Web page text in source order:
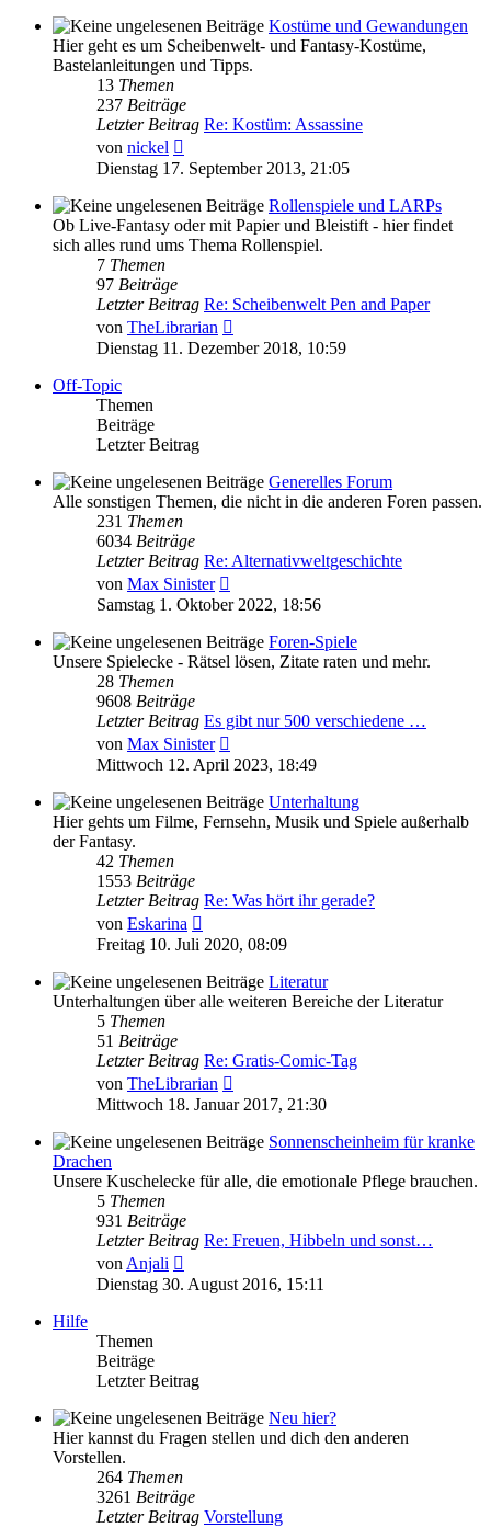
Kostüme und Gewandungen
Hier geht es um Scheibenwelt- und Fantasy-Kostüme,
Bastelanleitungen und Tipps.
13 Themen
237 Beiträge
Letzter Beitrag Re: Kostüm: Assassine
von nickel
Beitrag
Dienstag 17. September 2013, 21:05
Rollenspiele und LARPs
Ob Live-Fantasy oder mit Papier und Bleistift - hier findet
sich alles rund ums Thema Rollenspiel.
7 Themen
97 Beiträge
Letzter Beitrag Re: Scheibenwelt Pen and Paper
von TheLibrarian
Beitrag
Dienstag 11. Dezember 2018, 10:59
Off-Topic
Themen
Beiträge
Letzter Beitrag
Generelles Forum
Alle sonstigen Themen, die nicht in die anderen Foren passen.
231 Themen
6034 Beiträge
Letzter Beitrag Re: Alternativweltgeschichte
von Max Sinister
Beitrag
Samstag 1. Oktober 2022, 18:56
Foren-Spiele
Unsere Spielecke - Rätsel lösen, Zitate raten und mehr.
28 Themen
9608 Beiträge
Letzter Beitrag Es gibt nur 500 verschiedene …
von Max Sinister
Beitrag
Mittwoch 12. April 2023, 18:49
Unterhaltung
Hier gehts um Filme, Fernsehn, Musik und Spiele außerhalb
der Fantasy.
42 Themen
1553 Beiträge
Letzter Beitrag Re: Was hört ihr gerade?
von Eskarina
Beitrag
Freitag 10. Juli 2020, 08:09
Literatur
Unterhaltungen über alle weiteren Bereiche der Literatur
5 Themen
51 Beiträge
Letzter Beitrag Re: Gratis-Comic-Tag
von TheLibrarian
Beitrag
Mittwoch 18. Januar 2017, 21:30
Sonnenscheinheim für kranke
Drachen
Unsere Kuschelecke für alle, die emotionale Pflege brauchen.
5 Themen
931 Beiträge
Letzter Beitrag Re: Freuen, Hibbeln und sonst…
vonAnjali
Beitrag
Dienstag 30. August 2016, 15:11
Hilfe
Themen
Beiträge
Letzter Beitrag
Neu hier?
Hier kannst du Fragen stellen und dich den anderen
Vorstellen.
264 Themen
3261 Beiträge
Letzter Beitrag Vorstellung